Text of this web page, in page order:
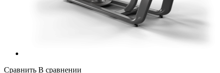
Сравнить В сравнении